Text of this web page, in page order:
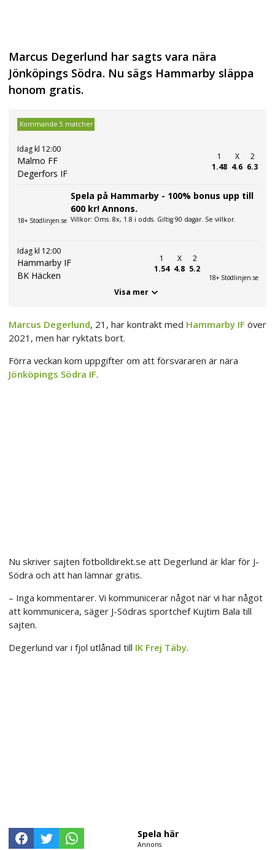
Marcus Degerlund har sagts vara nära
Jönköpings Södra. Nu sägs Hammarby släppa
honom gratis.
Kommande 5 matcher
Idag kl 12:00
Malmo FF
Degerfors IF
1
1.48
X
4.6
2
6.3
18+ Stödlinjen.se
Spela på Hammarby - 100% bonus upp till
600 kr! Annons.
Villkor: Oms. 8x, 1.8 i odds. Giltig 90 dagar. Se villkor.
Idag kl 12:00
Hammarby IF
BK Häcken
1
1.54
X
4.8
2
5.2
18+ Stödlinjen.se
Visa mer
Marcus Degerlund, 21, har kontrakt med Hammarby IF över
2021, men har ryktats bort.
Förra veckan kom uppgifter om att försvararen är nära
Jönköpings Södra IF.
Nu skriver sajten fotbolldirekt.se att Degerlund är klar för J-
Södra och att han lämnar gratis.
– Inga kommentarer. Vi kommunicerar något när vi har något
att kommunicera, säger J-Södras sportchef Kujtim Bala till
sajten.
Degerlund var i fjol utlånad till IK Frej Täby.
Spela här
Annons